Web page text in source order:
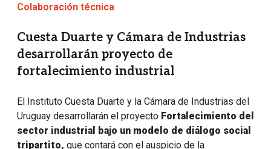
Colaboración técnica
Cuesta Duarte y Cámara de Industrias
desarrollarán proyecto de
fortalecimiento industrial
El Instituto Cuesta Duarte y la Cámara de Industrias del
Uruguay desarrollarán el proyecto Fortalecimiento del
sector industrial bajo un modelo de diálogo social
tripartito, que contará con el auspicio de la